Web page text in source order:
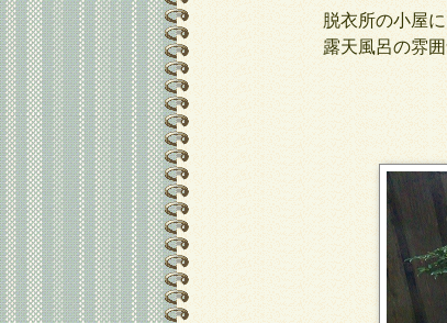
脱衣所の小屋に
露天風呂の雰囲